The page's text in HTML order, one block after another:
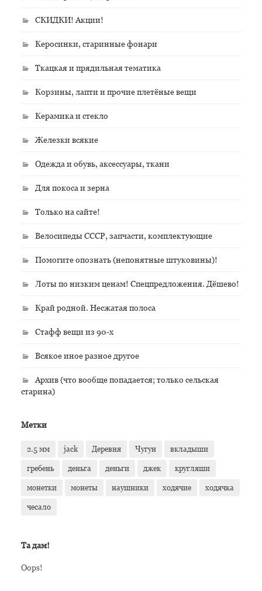
СКИДКИ! Акции!
Керосинки, старинные фонари
Ткацкая и прядильная тематика
Корзины, лапти и прочие плетёные вещи
Керамика и стекло
Железки всякие
Одежда и обувь, аксессуары, ткани
Для покоса и зерна
Только на сайте!
Велосипеды СССР, запчасти, комплектующие
Помогите опознать (непонятные штуковины)!
Лоты по низким ценам! Спецпредложения. Дёшево!
Край родной. Несжатая полоса
Стафф вещи из 90-х
Всякое иное разное другое
Архив (что вообще попадается; только сельская
старина)
Метки
2.5 мм jack Деревня Чугун вкладыши
гребень деньга деньги джек кругляши
монетки монеты наушники ходячие ходячка
чесало
Та дам!
Oops!